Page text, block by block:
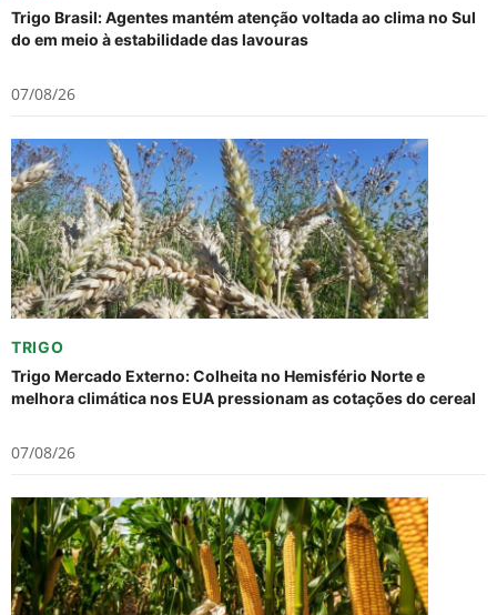
Trigo Brasil: Agentes mantém atenção voltada ao clima no Sul
do em meio à estabilidade das lavouras
07/08/26
TRIGO
Trigo Mercado Externo: Colheita no Hemisfério Norte e
melhora climática nos EUA pressionam as cotações do cereal
07/08/26